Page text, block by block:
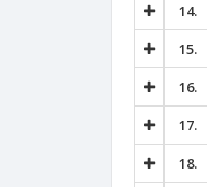
14.
15.
16.
17.
18.